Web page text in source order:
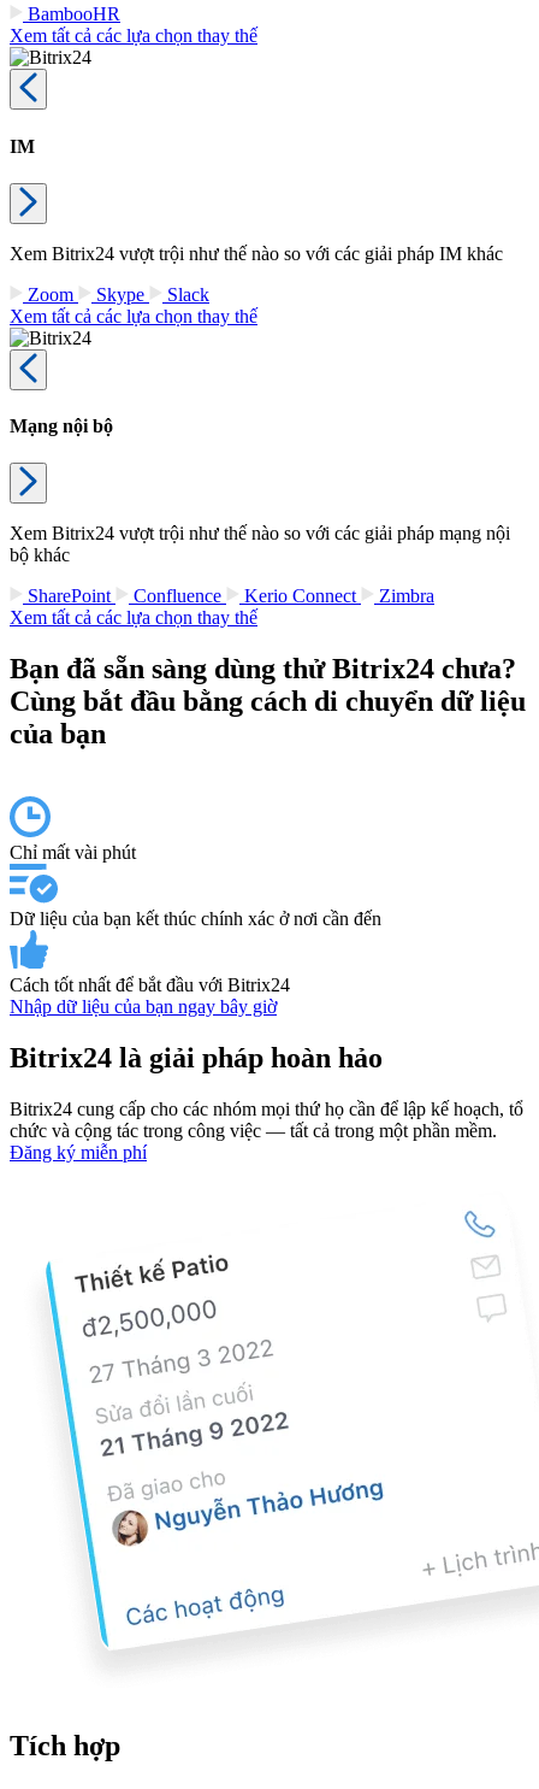
BambooHR
Xem tất cả các lựa chọn thay thế
IM
Xem Bitrix24 vượt trội như thế nào so với các giải pháp IM khác
Zoom
Skype
Slack
Xem tất cả các lựa chọn thay thế
Mạng nội bộ
Xem Bitrix24 vượt trội như thế nào so với các giải pháp mạng nội
bộ khác
SharePoint
Confluence Kerio Connect
Zimbra
Xem tất cả các lựa chọn thay thế
Bạn đã sẵn sàng dùng thử Bitrix24 chưa?
Cùng bắt đầu bằng cách di chuyển dữ liệu
của bạn
Chỉ mất vài phút
Dữ liệu của bạn kết thúc chính xác ở nơi cần đến
Cách tốt nhất để bắt đầu với Bitrix24
Nhập dữ liệu của bạn ngay bây giờ
Bitrix24 là giải pháp hoàn hảo
Bitrix24 cung cấp cho các nhóm mọi thứ họ cần để lập kế hoạch, tổ
chức và cộng tác trong công việc — tất cả trong một phần mềm.
Đăng ký miễn phí
Tích hợp